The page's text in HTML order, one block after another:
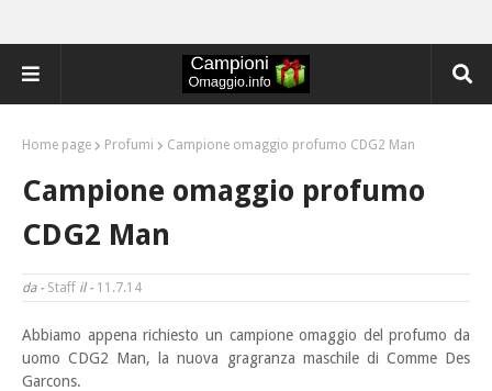
Home page Profumi Campione omaggio profumo CDG2 Man
Campione omaggio profumo
CDG2 Man
da - Staff il - 11.7.14
Abbiamo appena richiesto un campione omaggio del profumo da
uomo CDG2 Man, la nuova gragranza maschile di Comme Des
Garcons.